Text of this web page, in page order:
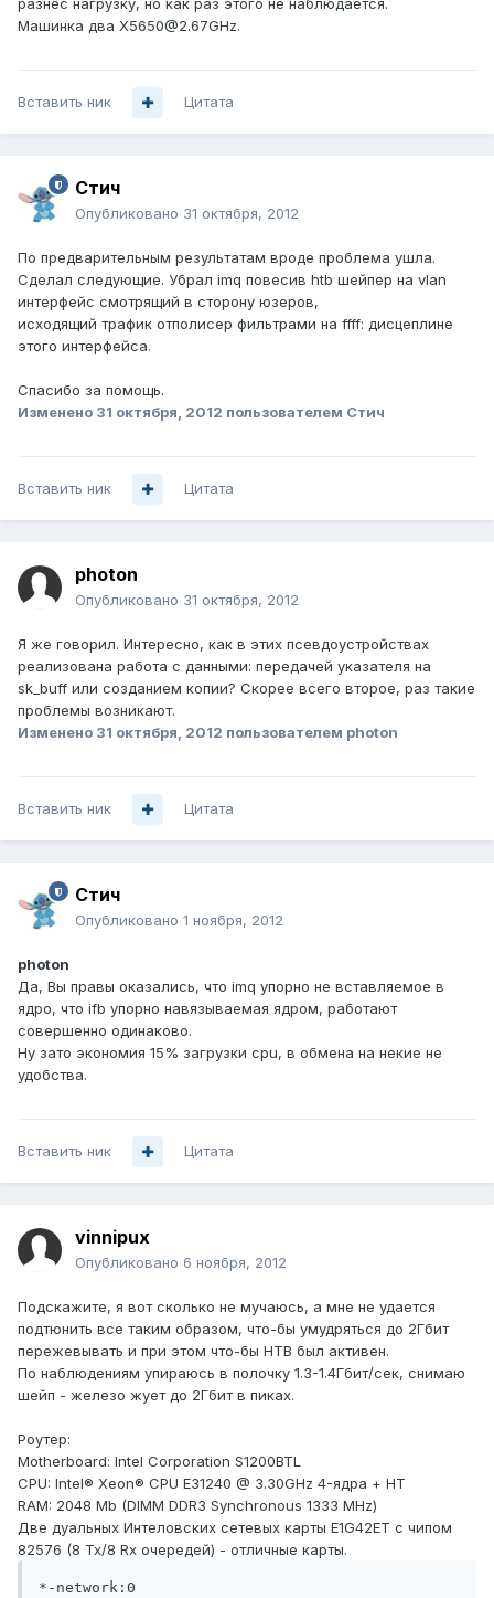
разнёс нагрузку, но как раз этого не наблюдается.
Машинка два X5650@2.67GHz.
Вставить ник Цитата
Стич
Опубликовано 31 октября, 2012
По предварительным результатам вроде проблема ушла.
Сделал следующие. Убрал imq повесив htb шейпер на vlan
интерфейс смотрящий в сторону юзеров,
исходящий трафик отполисер фильтрами на ffff: дисцеплине
этого интерфейса.
Спасибо за помощь.
Изменено 31 октября, 2012 пользователем Стич
Вставить ник Цитата
photon
Опубликовано 31 октября, 2012
Я же говорил. Интересно, как в этих псевдоустройствах
реализована работа с данными: передачей указателя на
sk_buff или созданием копии? Скорее всего второе, раз такие
проблемы возникают.
Изменено 31 октября, 2012 пользователем photon
Вставить ник Цитата
Стич
Опубликовано 1 ноября, 2012
photon
Да, Вы правы оказались, что imq упорно не вставляемое в
ядро, что ifb упорно навязываемая ядром, работают
совершенно одинаково.
Ну зато экономия 15% загрузки cpu, в обмена на некие не
удобства.
Вставить ник Цитата
vinnipux
Опубликовано 6 ноября, 2012
Подскажите, я вот сколько не мучаюсь, а мне не удается
подтюнить все таким образом, что-бы умудряться до 2Гбит
пережевывать и при этом что-бы HTB был активен.
По наблюдениям упираюсь в полочку 1.3-1.4Гбит/сек, снимаю
шейп - железо жует до 2Гбит в пиках.
Роутер:
Motherboard: Intel Corporation S1200BTL
CPU: Intel® Xeon® CPU E31240 @ 3.30GHz 4-ядра + HT
RAM: 2048 Mb (DIMM DDR3 Synchronous 1333 MHz)
Две дуальных Интеловских сетевых карты E1G42ET с чипом
82576 (8 Tx/8 Rx очередей) - отличные карты.
*-network:0